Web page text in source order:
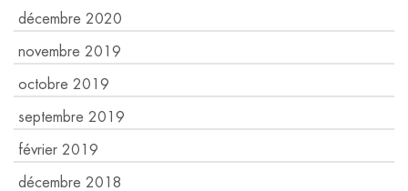
décembre 2020
novembre 2019
octobre 2019
septembre 2019
février 2019
décembre 2018